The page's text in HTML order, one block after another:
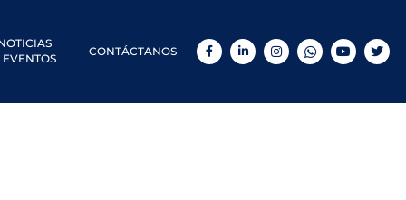
EVENTOS
CONTÁCTANOS FacebookLinkedInInstagramWhatsAppYouTube